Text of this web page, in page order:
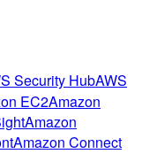
Security HubAWS
EC2Amazon
Amazon
Amazon Connect